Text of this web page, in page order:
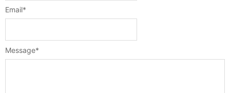
Message*
Email*